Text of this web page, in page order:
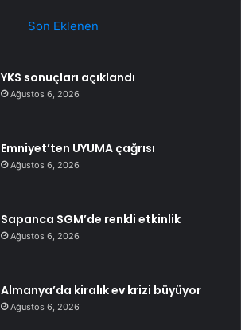
Son Eklenen
YKS sonuçları açıklandı
Ağustos 6, 2026
Emniyet’ten UYUMA çağrısı
Ağustos 6, 2026
Sapanca SGM’de renkli etkinlik
Ağustos 6, 2026
Almanya’da kiralık ev krizi büyüyor
Ağustos 6, 2026